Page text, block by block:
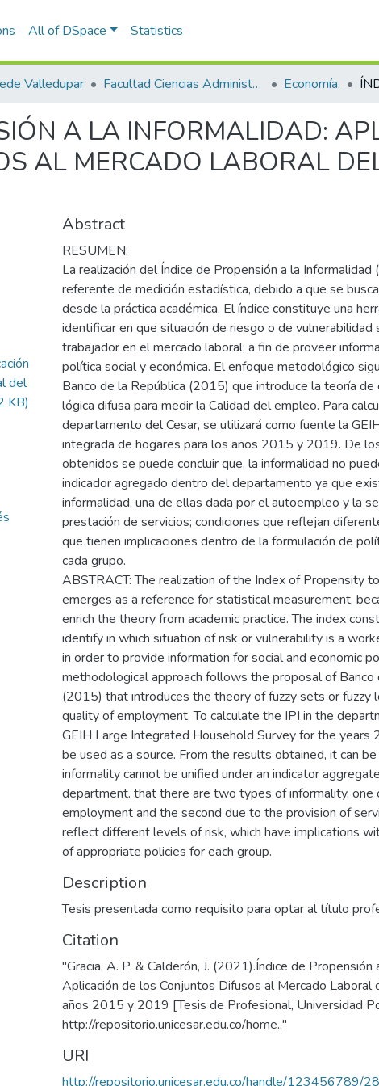
All of DSpace Statistics
Valledupar Facultad Ciencias Administrativas Contables y Económicas – Face Economía.
A LA INFORMALIDAD:
AL MERCADO LABORAL
del
KB)
Abstract
RESUMEN:
La realización del Índice de Propensión a la Informalidad
referente de medición estadística, debido a que se
desde la práctica académica. El índice constituye una
identificar en que situación de riesgo o de vulnerabilidad
trabajador en el mercado laboral; a fin de proveer
política social y económica. El enfoque metodológico
Banco de la República (2015) que introduce la teoría
lógica difusa para medir la Calidad del empleo. Para
departamento del Cesar, se utilizará como fuente la
integrada de hogares para los años 2015 y 2019. De
obtenidos se puede concluir que, la informalidad no
indicador agregado dentro del departamento ya que
informalidad, una de ellas dada por el autoempleo y la
prestación de servicios; condiciones que reflejan
que tienen implicaciones dentro de la formulación de
cada grupo.
ABSTRACT: The realization of the Index of Propensity
emerges as a reference for statistical measurement,
enrich the theory from academic practice. The index
identify in which situation of risk or vulnerability is a
in order to provide information for social and economic
methodological approach follows the proposal of Banco
(2015) that introduces the theory of fuzzy sets or fuzzy
quality of employment. To calculate the IPI in the
GEIH Large Integrated Household Survey for the
be used as a source. From the results obtained, it can
informality cannot be unified under an indicator
department. that there are two types of informality,
employment and the second due to the provision of
reflect different levels of risk, which have implications
of appropriate policies for each group.
Description
Tesis presentada como requisito para optar al título
Citation
"Gracia, A. P. & Calderón, J. (2021).Índice de Propensión
Aplicación de los Conjuntos Difusos al Mercado Laboral
años 2015 y 2019 [Tesis de Profesional, Universidad
http://repositorio.unicesar.edu.co/home.."
URI
http://repositorio.unicesar.edu.co/handle/123456789/